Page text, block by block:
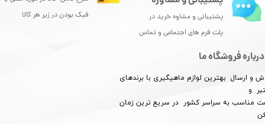
★★★
درباره فروشگاه ما
و ارسال بهترین لوازم ماهیگیری با برندهای
و
مناسب به سراسر کشور در سریع ترین زمان
پشتیبانی و مشاوه خرید در
پلت فرم های اجتماعی و تماس
فیک بودن در زیر هر کالا